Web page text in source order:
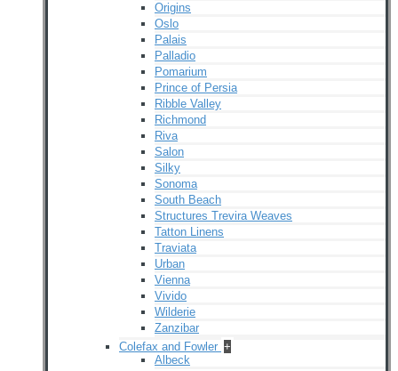
Origins
Oslo
Palais
Palladio
Pomarium
Prince of Persia
Ribble Valley
Richmond
Riva
Salon
Silky
Sonoma
South Beach
Structures Trevira Weaves
Tatton Linens
Traviata
Urban
Vienna
Vivido
Wilderie
Zanzibar
Colefax and Fowler +
Albeck